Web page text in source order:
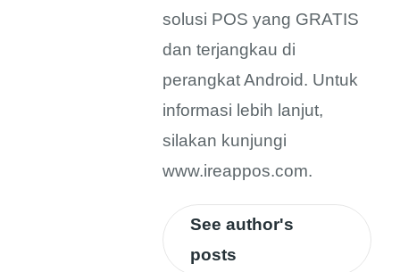
solusi POS yang GRATIS
dan terjangkau di
perangkat Android. Untuk
informasi lebih lanjut,
silakan kunjungi
www.ireappos.com.
See author's
posts